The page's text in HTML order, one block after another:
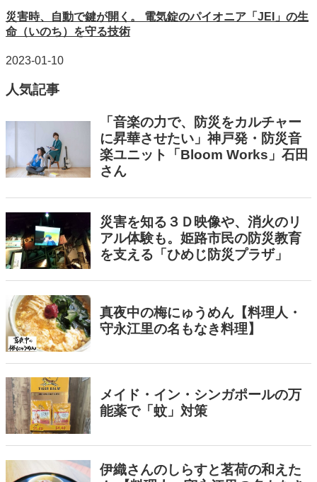
災害時、自動で鍵が開く。 電気錠のパイオニア「JEI」の生
命（いのち）を守る技術
2023-01-10
人気記事